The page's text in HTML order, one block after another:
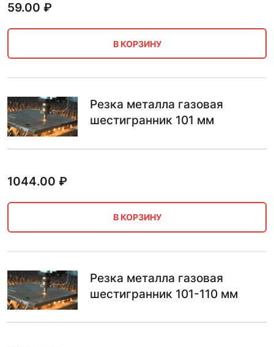
59.00 ₽
В КОРЗИНУ
Резка металла газовая
шестигранник 101 мм
1044.00 ₽
В КОРЗИНУ
Резка металла газовая
шестигранник 101-110 мм